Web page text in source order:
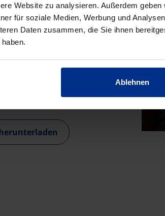
Website zu analysieren. Außerdem
für soziale Medien, Werbung und
Daten zusammen, die Sie ihnen
Ablehnen
vor allem wenn
Sanierungsarbeiten sowie
Pumpenstationen von
Grundwassersysteme.
Pumpenstationen smart
Betrieb, sondern auch